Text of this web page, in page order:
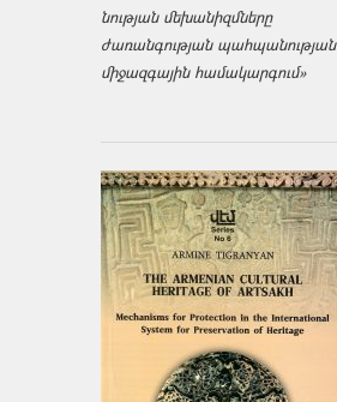
նության մեխանիզմները
ժառանգության պահպանության
միջազ­գային համակարգում»